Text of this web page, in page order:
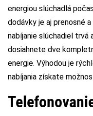
energiou slúchadlá
dodávky je aj prenosné
nabíjanie slúchadiel trvá
dosiahnete dve
energie. Výhodou je
nabíjania získate